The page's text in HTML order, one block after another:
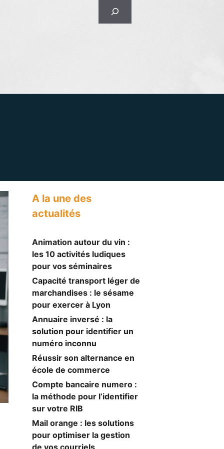
Rechercher
A la une des
actualités
Animation autour du vin :
les 10 activités ludiques
pour vos séminaires
Capacité transport léger de
marchandises : le sésame
pour exercer à Lyon
Annuaire inversé : la
solution pour identifier un
numéro inconnu
Réussir son alternance en
école de commerce
Compte bancaire numero :
la méthode pour l’identifier
sur votre RIB
Mail orange : les solutions
pour optimiser la gestion
de vos courriels